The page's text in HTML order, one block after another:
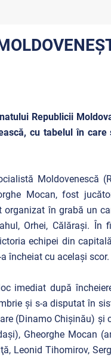
Republicii
cu tabelul în
Moldovenescă
Mocan, fost
în grabă un
Orhei, Călăraşi.
echipei din
încheiat cu acelaşi scor.
imediat după
şi s-a disputat în
(Dinamo Chişinău) şi
Gheorghe Mocan
Leonid Tihomirov,